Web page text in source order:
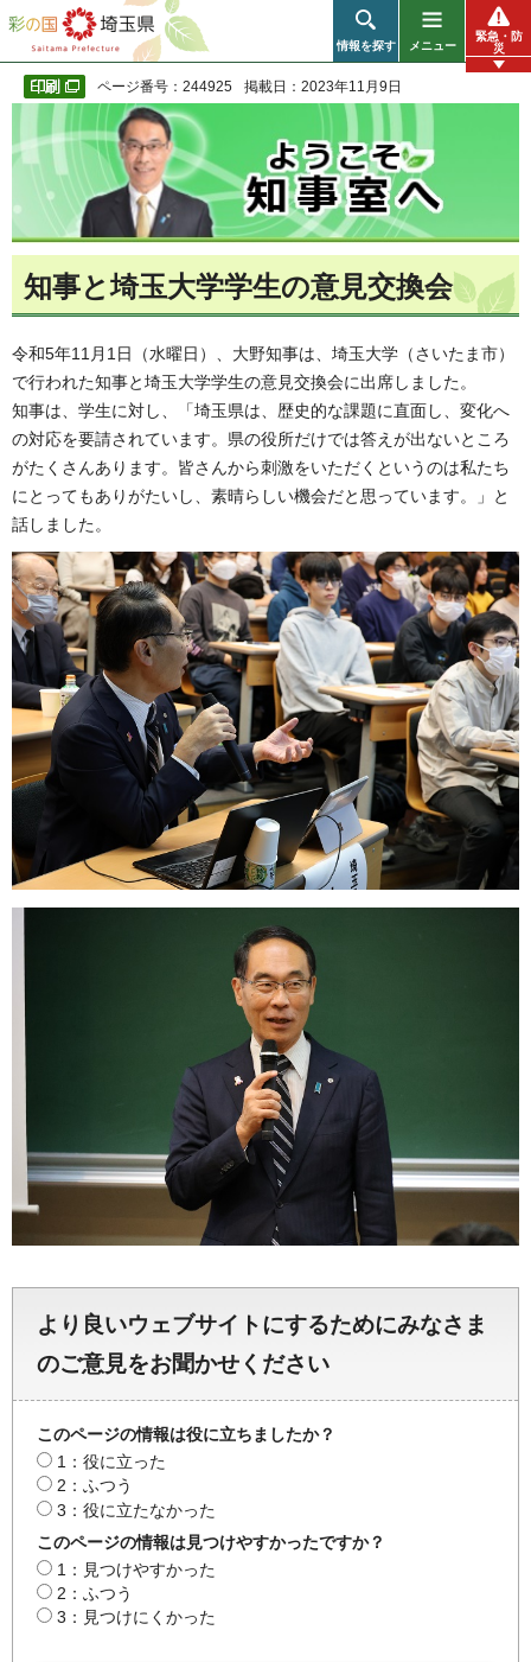
彩の国 埼玉県
情報を探す メニュー
緊急・防
災
ページ番号：244925 掲載日：2023年11月9日
知事と埼玉大学学生の意見交換会
令和5年11月1日（水曜日）、大野知事は、埼玉大学（さいたま市）
で行われた知事と埼玉大学学生の意見交換会に出席しました。
知事は、学生に対し、「埼玉県は、歴史的な課題に直面し、変化へ
の対応を要請されています。県の役所だけでは答えが出ないところ
がたくさんあります。皆さんから刺激をいただくというのは私たち
にとってもありがたいし、素晴らしい機会だと思っています。」と
話しました。
より良いウェブサイトにするためにみなさま
のご意見をお聞かせください
このページの情報は役に立ちましたか？
1：役に立った
2：ふつう
3：役に立たなかった
このページの情報は見つけやすかったですか？
1：見つけやすかった
2：ふつう
3：見つけにくかった